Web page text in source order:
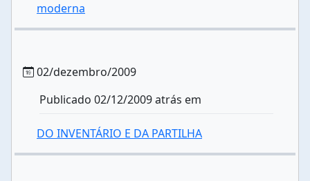
moderna
02/dezembro/2009
Publicado 02/12/2009 atrás em
DO INVENTÁRIO E DA PARTILHA